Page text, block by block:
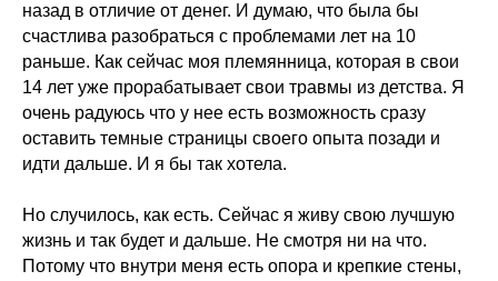
назад в отличие от денег. И думаю, что была бы
счастлива разобраться с проблемами лет на 10
раньше. Как сейчас моя племянница, которая в свои
14 лет уже прорабатывает свои травмы из детства. Я
очень радуюсь что у нее есть возможность сразу
оставить темные страницы своего опыта позади и
идти дальше. И я бы так хотела.
Но случилось, как есть. Сейчас я живу свою лучшую
жизнь и так будет и дальше. Не смотря ни на что.
Потому что внутри меня есть опора и крепкие стены,